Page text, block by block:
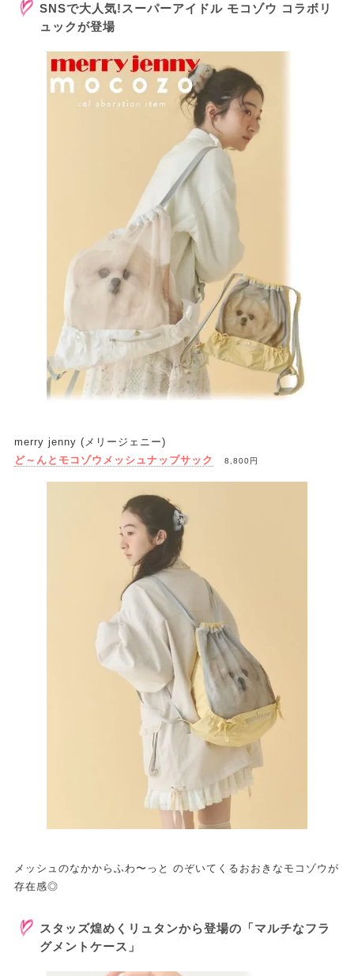
SNSで大人気!スーパーアイドル モコゾウ コラボリ
ュックが登場
merry jenny (メリージェニー)
ど～んとモコゾウメッシュナップサック
8,800円
メッシュのなかからふわ〜っと のぞいてくるおおきなモコゾウが
存在感◎
スタッズ煌めくリュタンから登場の「マルチなフラ
グメントケース」